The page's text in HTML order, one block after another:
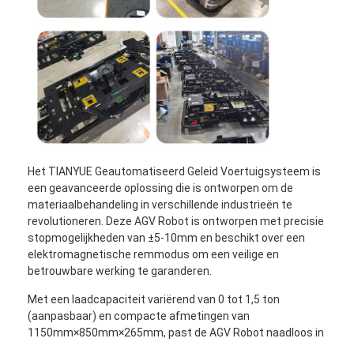
Het TIANYUE Geautomatiseerd Geleid Voertuigsysteem is
een geavanceerde oplossing die is ontworpen om de
materiaalbehandeling in verschillende industrieën te
revolutioneren. Deze AGV Robot is ontworpen met precisie
stopmogelijkheden van ±5-10mm en beschikt over een
elektromagnetische remmodus om een veilige en
betrouwbare werking te garanderen.
Met een laadcapaciteit variërend van 0 tot 1,5 ton
(aanpasbaar) en compacte afmetingen van
1150mm×850mm×265mm, past de AGV Robot naadloos in